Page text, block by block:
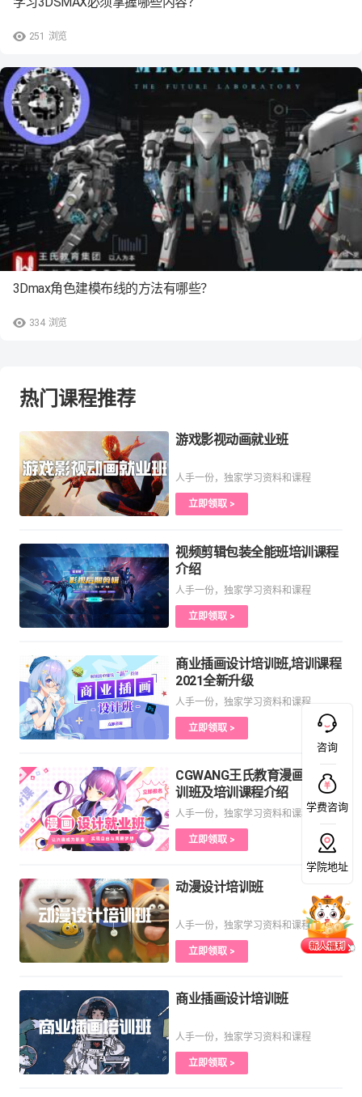
251 浏览
334 浏览
3Dmax角色建模布线的方法有哪些？
热门课程推荐
游戏影视动画就业班
人手一份，独家学习资料和课程
立即领取 >
视频剪辑包装全能班培训课程
介绍
人手一份，独家学习资料和课程
立即领取 >
商业插画设计培训班,培训课程
2021全新升级
人手一份，独家学习资料和课程
立即领取 >
CGWANG王氏教育漫画设计培
训班及培训课程介绍
人手一份，独家学习资料和课程
立即领取 >
动漫设计培训班
人手一份，独家学习资料和课程
立即领取 >
商业插画设计培训班
人手一份，独家学习资料和课程
立即领取 >
咨询
学费咨询
学院地址